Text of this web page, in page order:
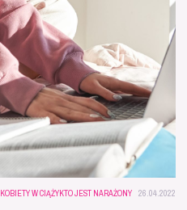
KOBIETY W CIĄŻYKTO JEST NARAŻONY 26.04.2022